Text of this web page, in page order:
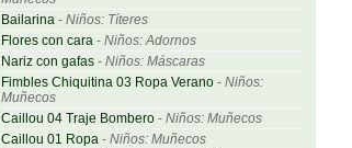
Bailarina- Niños: Títeres
Flores con cara- Niños: Adornos
Nariz con gafas- Niños: Máscaras
Fimbles Chiquitina 03 Ropa Verano- Niños:
Muñecos
Caillou 04 Traje Bombero- Niños: Muñecos
Caillou 01 Ropa- Niños: Muñecos